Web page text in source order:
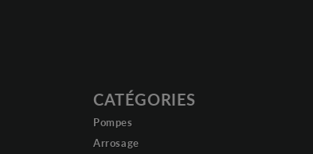
CATÉGORIES
Pompes
Arrosage